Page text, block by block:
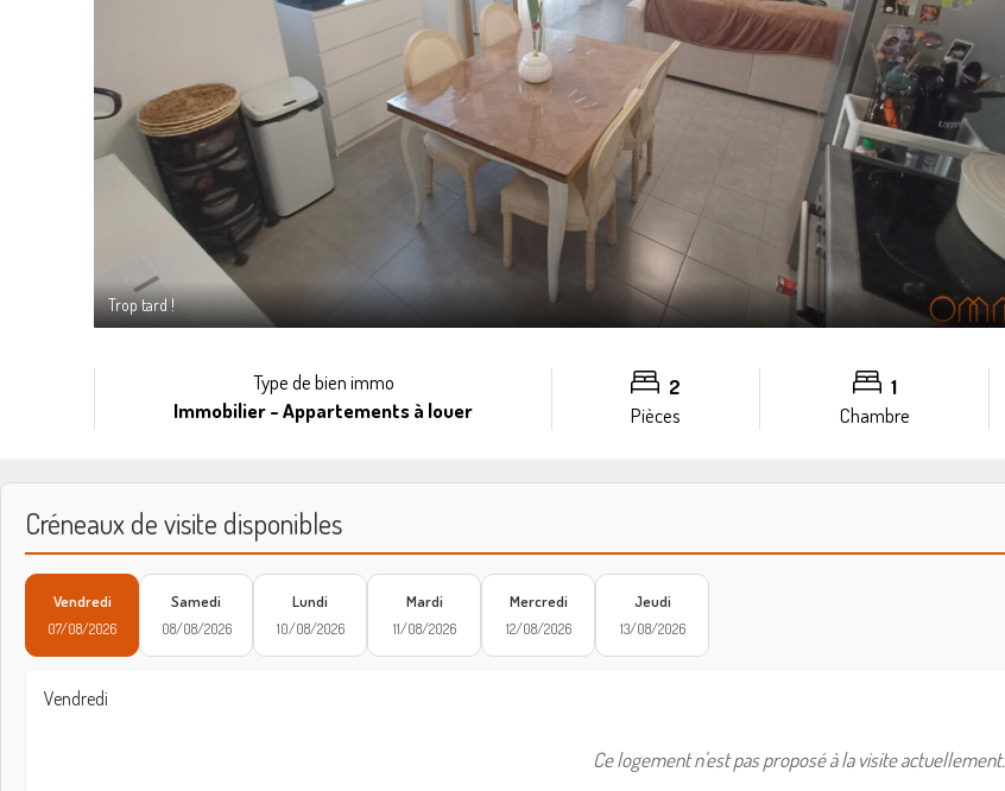
Trop tard !
Type de bien immo
Immobilier - Appartements à louer
2
Pièces
1
Chambre
Créneaux de visite disponibles
Vendredi
07/08/2026
Samedi
08/08/2026
Lundi
10/08/2026
Mardi
11/08/2026
Mercredi
12/08/2026
Jeudi
13/08/2026
Vendredi
Ce logement n'est pas proposé à la visite actuellement.